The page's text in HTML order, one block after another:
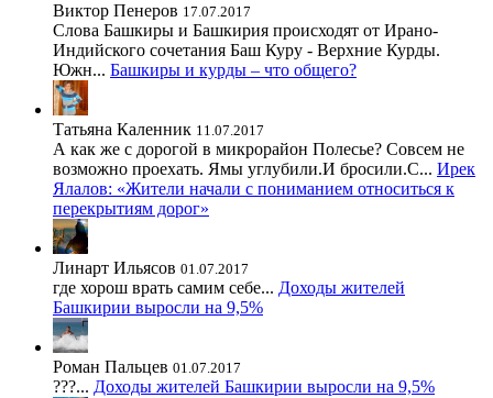
Виктор Пенеров 17.07.2017
Слова Башкиры и Башкирия происходят от Ирано-
Индийского сочетания Баш Куру - Верхние Курды.
Южн... Башкиры и курды – что общего?
Татьяна Каленник 11.07.2017
А как же с дорогой в микрорайон Полесье? Совсем не
возможно проехать. Ямы углубили.И бросили.С... Ирек
Ялалов: «Жители начали с пониманием относиться к
перекрытиям дорог»
Линарт Ильясов 01.07.2017
где хорош врать самим себе... Доходы жителей
Башкирии выросли на 9,5%
Роман Пальцев 01.07.2017
???... Доходы жителей Башкирии выросли на 9,5%